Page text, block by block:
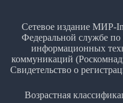
Сетевое издание МИР-
Федеральной службе по
информационных
коммуникаций
Свидетельство о
Возрастная